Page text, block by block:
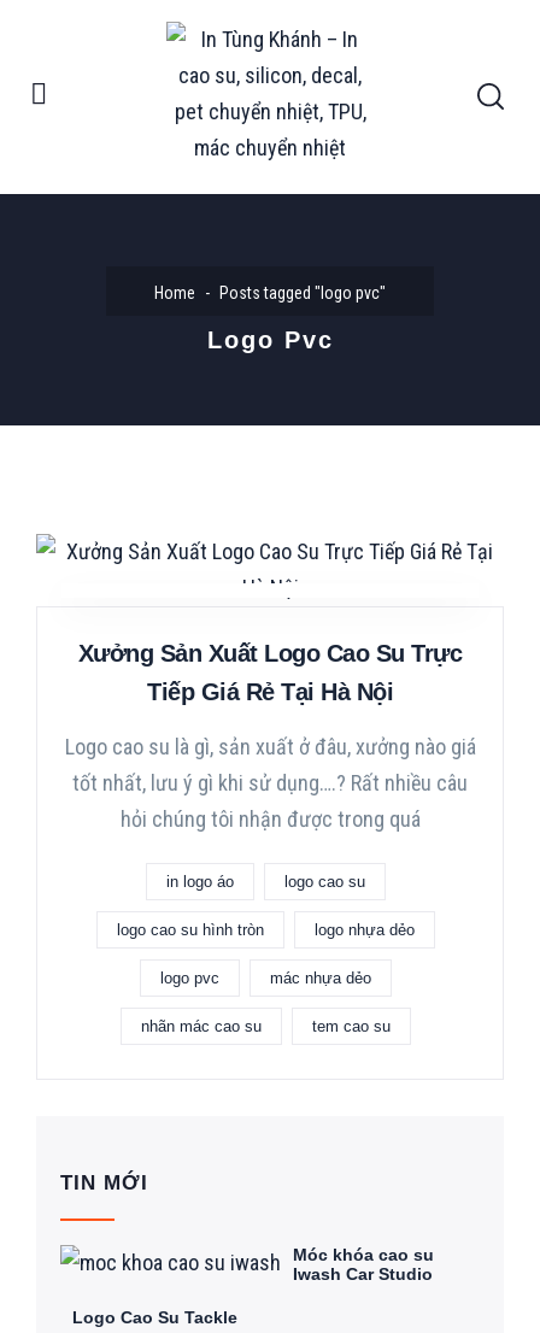
Home Posts tagged "logo pvc"
Logo Pvc
Xưởng Sản Xuất Logo Cao Su Trực
Tiếp Giá Rẻ Tại Hà Nội
Logo cao su là gì, sản xuất ở đâu, xưởng nào giá
tốt nhất, lưu ý gì khi sử dụng….? Rất nhiều câu
hỏi chúng tôi nhận được trong quá
in logo áo logo cao su
logo cao su hình tròn logo nhựa dẻo
logo pvc mác nhựa dẻo
nhãn mác cao su tem cao su
TIN MỚI
Móc khóa cao su
Iwash Car Studio
Logo Cao Su Tackle